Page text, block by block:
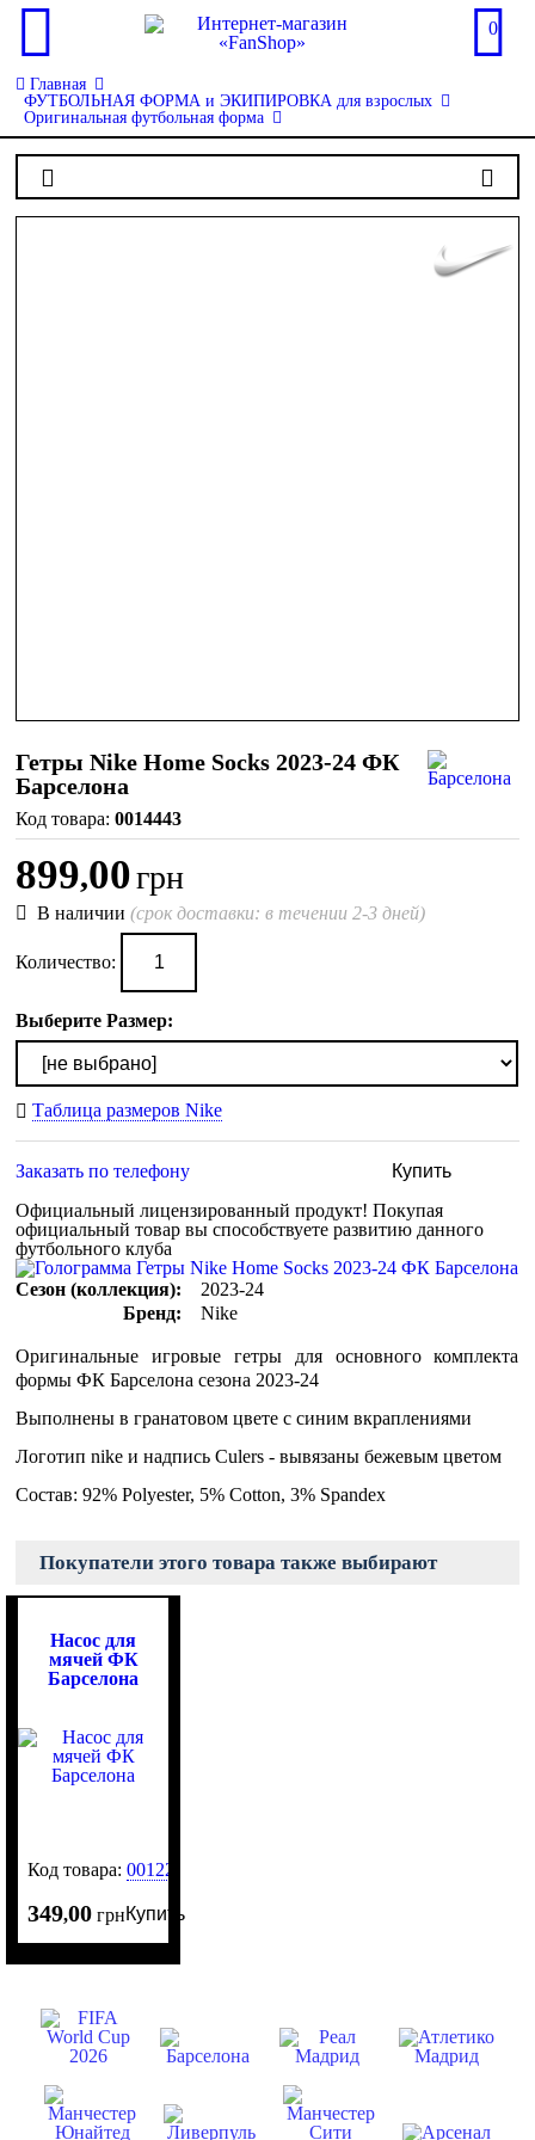
0
Главная
ФУТБОЛЬНАЯ ФОРМА и ЭКИПИРОВКА для взрослых
Оригинальная футбольная форма
Гетры Nike Home Socks 2023-24 ФК
Барселона
0014443
899,00грн
В наличии(срок доставки: в течении 2-3 дней)
Количество:
Выберите Размер:
Таблица размеров Nike
Заказать по телефону
Купить
Официальный лицензированный продукт!Покупая
официальный товар вы способствуете развитию данного
футбольного клуба
Сезон (коллекция):
2023-24
Бренд:
Nike
Оригинальные игровые гетры для основного комплекта
формы ФК Барселона сезона 2023-24
Выполнены в гранатовом цвете с синим вкраплениями
Логотип nike и надпись Culers - вывязаны бежевым цветом
Состав: 92% Polyester, 5% Cotton, 3% Spandex
Покупатели этого товара также выбирают
Насос для
мячей ФК
Барселона
Код товара:0012205
349,00 грнКупить